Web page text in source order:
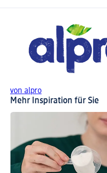
von alpro
Mehr Inspiration für Sie